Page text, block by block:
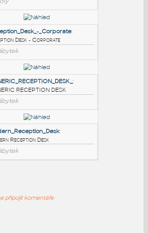
PODOBNÉ BLOKY
Reception
stůl
Stoly
_Corporate:
Desk - Corporate
Nábytek
Nábytek
připojit komentáře